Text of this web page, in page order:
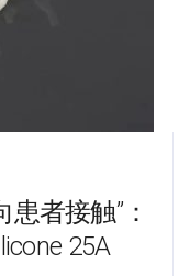
患者接触”：
25A